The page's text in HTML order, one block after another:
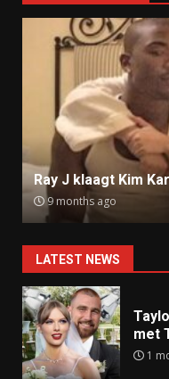
Ray J klaagt Kim
9 months ago
LATEST NEWS
met
1